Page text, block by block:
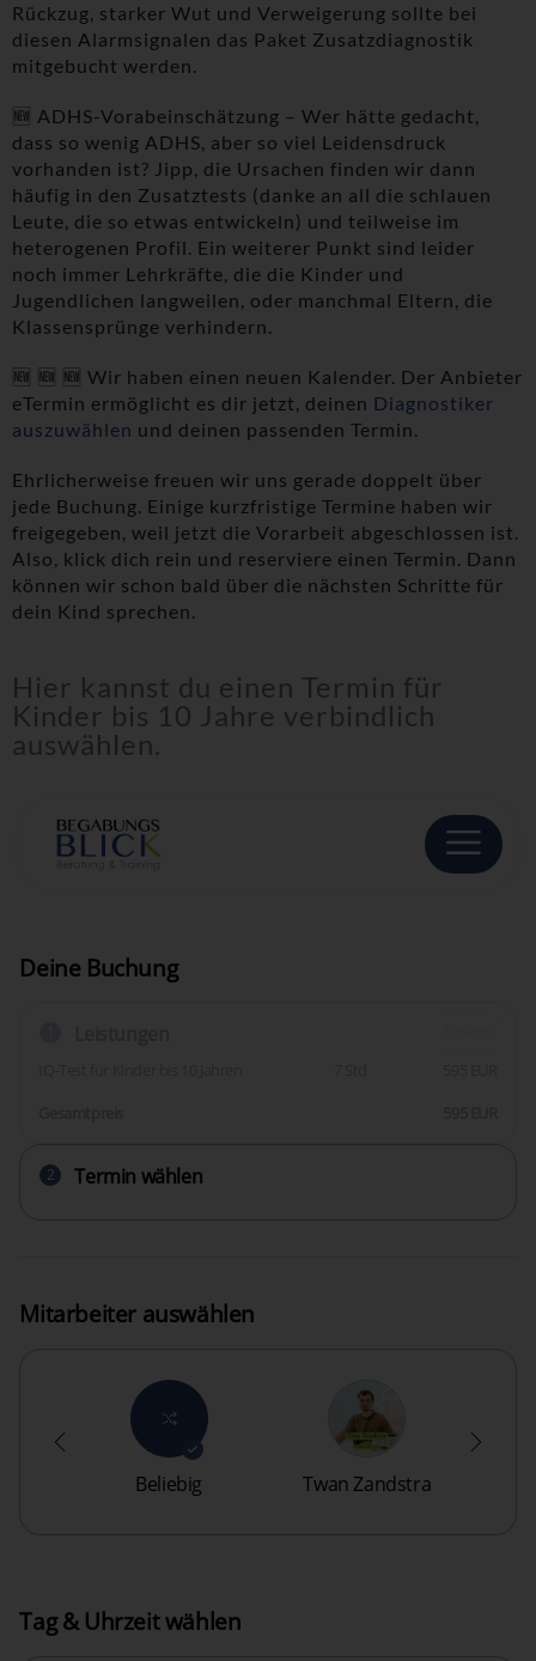
Rückzug, starker Wut und Verweigerung sollte bei
diesen Alarmsignalen das Paket Zusatzdiagnostik
mitgebucht werden.
🆕 ADHS-Vorabeinschätzung – Wer hätte gedacht,
dass so wenig ADHS, aber so viel Leidensdruck
vorhanden ist? Jipp, die Ursachen finden wir dann
häufig in den Zusatztests (danke an all die schlauen
Leute, die so etwas entwickeln) und teilweise im
heterogenen Profil. Ein weiterer Punkt sind leider
noch immer Lehrkräfte, die die Kinder und
Jugendlichen langweilen, oder manchmal Eltern, die
Klassensprünge verhindern.
🆕 🆕 🆕 Wir haben einen neuen Kalender. Der Anbieter
eTermin ermöglicht es dir jetzt, deinen Diagnostiker
auszuwählen und deinen passenden Termin.
Ehrlicherweise freuen wir uns gerade doppelt über
jede Buchung. Einige kurzfristige Termine haben wir
freigegeben, weil jetzt die Vorarbeit abgeschlossen ist.
Also, klick dich rein und reserviere einen Termin. Dann
können wir schon bald über die nächsten Schritte für
dein Kind sprechen.
Hier kannst du einen Termin für
Kinder bis 10 Jahre verbindlich
auswählen.